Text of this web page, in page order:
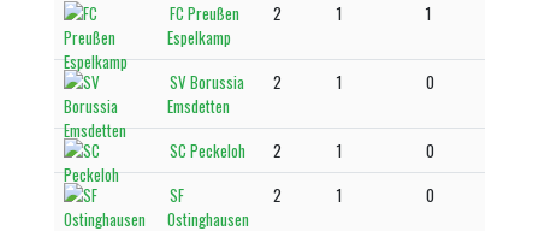
FC Preußen
Espelkamp
2 1 1
SV Borussia
Emsdetten
2 1 0
SC Peckeloh 2 1
0
SF
Ostinghausen
2 1 0